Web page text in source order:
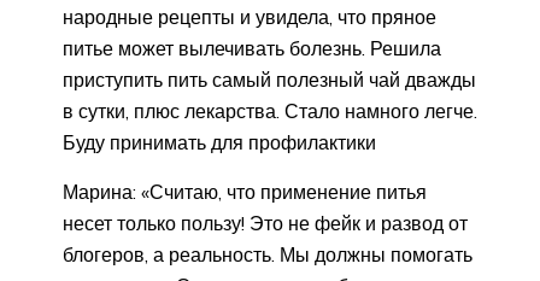
народные рецепты и увидела, что пряное
питье может вылечивать болезнь. Решила
приступить пить самый полезный чай дважды
в сутки, плюс лекарства. Стало намного легче.
Буду принимать для профилактики
Марина: «Считаю, что применение питья
несет только пользу! Это не фейк и развод от
блогеров, а реальность. Мы должны помогать